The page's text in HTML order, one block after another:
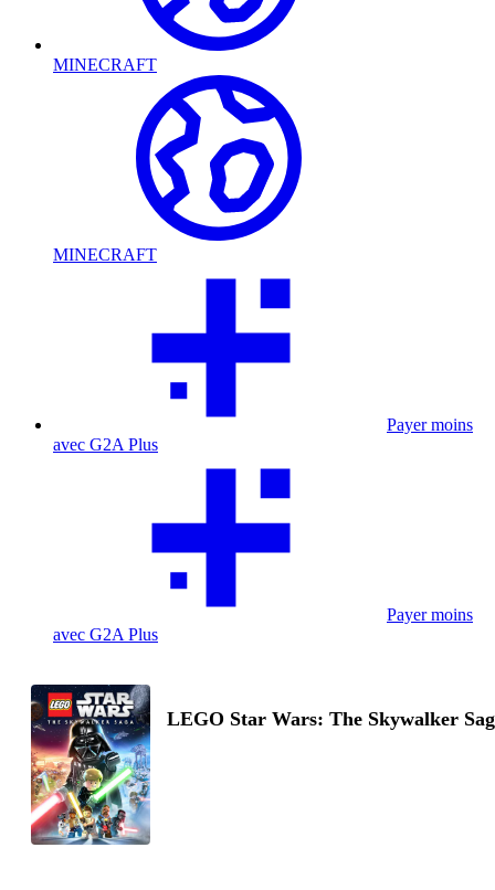
MINECRAFT
MINECRAFT
Payer moins
avec G2A Plus
Payer moins
avec G2A Plus
LEGO Star Wars: The Skywalker